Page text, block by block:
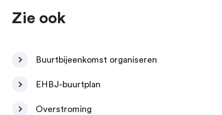
Zie ook
Buurtbijeenkomst organiseren
EHBJ-buurtplan
Overstroming